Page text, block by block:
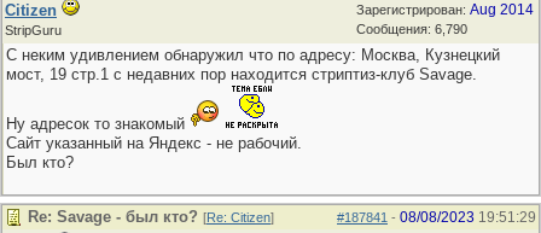
Зарегистрирован: Aug 2014
Сообщения: 6,790
Citizen
StripGuru
С неким удивлением обнаружил что по адресу: Москва, Кузнецкий
мост, 19 стр.1 с недавних пор находится стриптиз-клуб Savage.
Ну адресок то знакомый
Сайт указанный на Яндекс - не рабочий.
Был кто?
#187841 - 08/08/2023 19:51:29
Re: Savage - был кто? [Re: Citizen]